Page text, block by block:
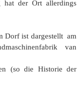
hat der Ort allerdings
Dorf ist dargestellt am
van
(so die Historie der